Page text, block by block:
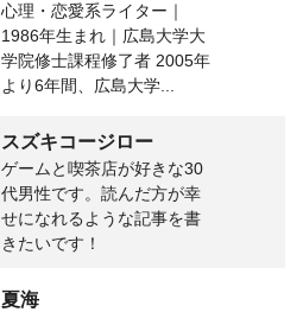
心理・恋愛系ライター｜
1986年生まれ｜広島大学大
学院修士課程修了者 2005年
より6年間、広島大学...
スズキコージロー
ゲームと喫茶店が好きな30
代男性です。読んだ方が幸
せになれるような記事を書
きたいです！
夏海